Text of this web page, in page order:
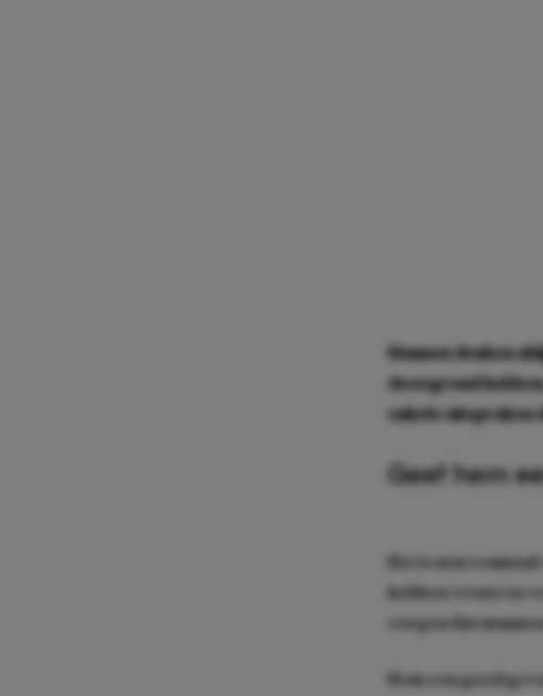
Mannen denken
doorgrond
enkele uitspraken
Geef hem
Het is nou
hebben vrouwen
zorgen dat
Hem een goed